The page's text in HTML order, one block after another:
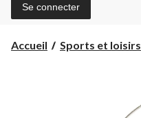
Se connecter
Accueil Sports et loisirs